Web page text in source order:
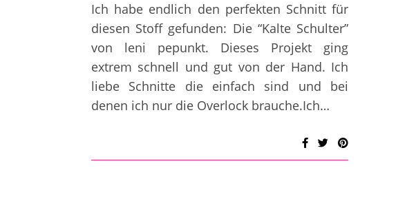
Ich habe endlich den perfekten Schnitt für
diesen Stoff gefunden: Die “Kalte Schulter”
von leni pepunkt. Dieses Projekt ging
extrem schnell und gut von der Hand. Ich
liebe Schnitte die einfach sind und bei
denen ich nur die Overlock brauche.Ich…